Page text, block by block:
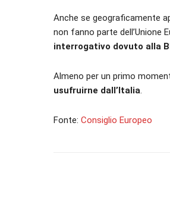
Anche se geograficamente
non fanno parte dell’Unione
interrogativo dovuto alla
Almeno per un primo
usufruirne dall’Italia.
Fonte: Consiglio Europeo